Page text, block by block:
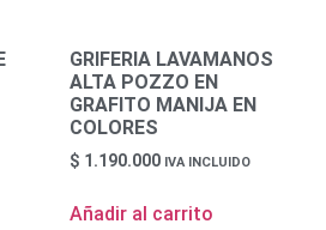
GRIFERIA LAVAMANOS
ALTA POZZO EN
GRAFITO MANIJA EN
COLORES
$ 1.190.000 IVA INCLUIDO
Añadir al carrito